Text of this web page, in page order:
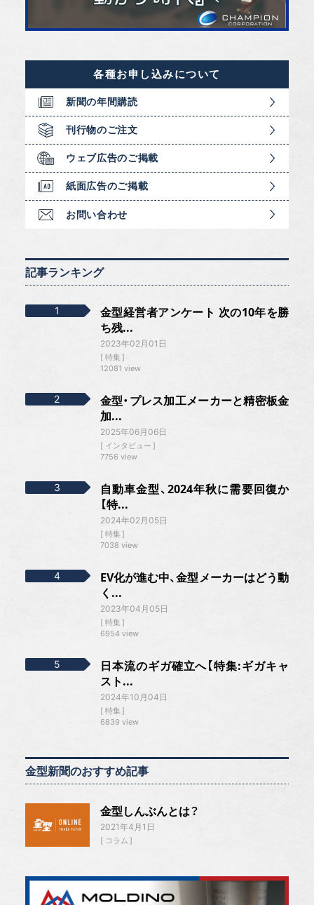
各種お申し込みについて
新聞の年間購読
刊行物のご注文
ウェブ広告のご掲載
紙面広告のご掲載
お問い合わせ
記事ランキング
金型経営者アンケート 次の10年を勝
ち残...
2023年02月01日
特集
12081 view
金型・プレス加工メーカーと精密板金
加...
2025年06月06日
インタビュー
7756 view
自動車金型、2024年秋に需要回復か
【特...
2024年02月05日
特集
7038 view
EV化が進む中、金型メーカーはどう動
く...
2023年04月05日
特集
6954 view
日本流のギガ確立へ【特集:ギガキャ
スト...
2024年10月04日
特集
6839 view
金型新聞のおすすめ記事
金型しんぶんとは？
2021年4月1日
コラム